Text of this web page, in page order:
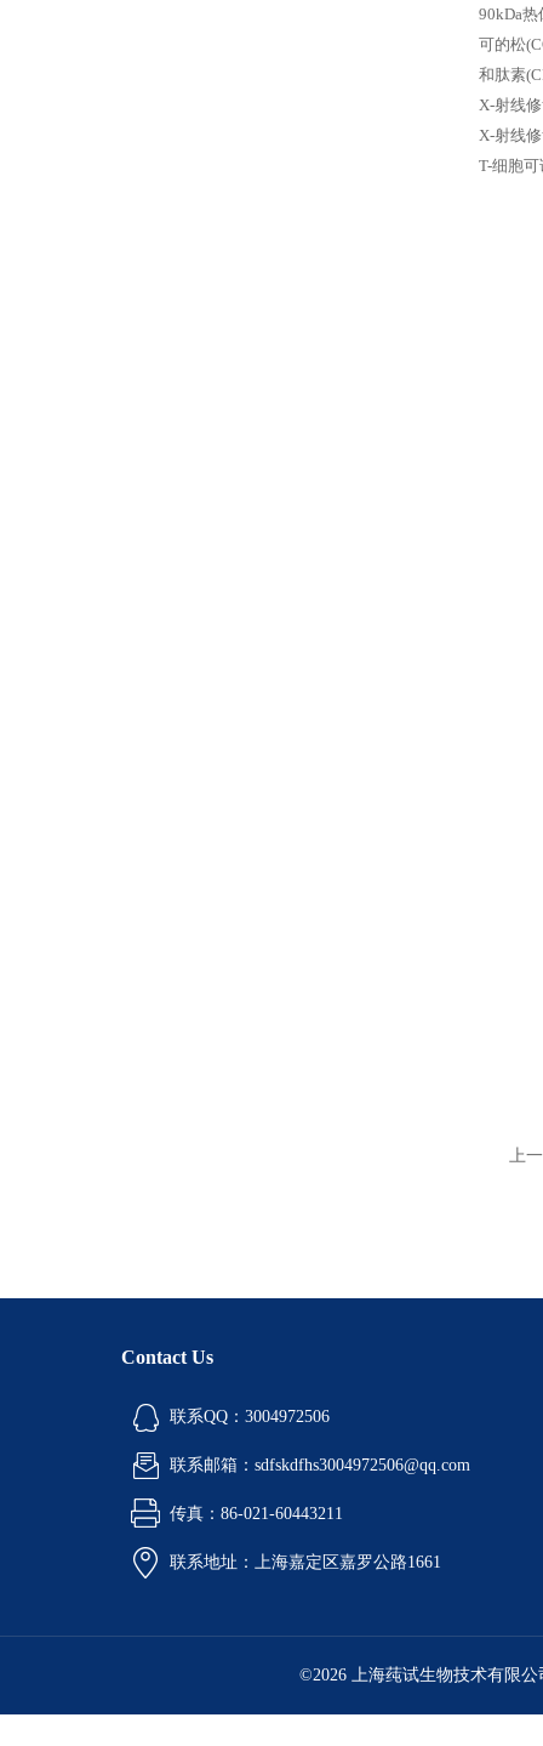
90kDa热
可的松
和肽素
X-射线
X-射线
T-细胞
上
Contact Us
联系QQ：3004972506
联系邮箱：sdfskdfhs3004972506@qq.com
传真：86-021-60443211
联系地址：上海嘉定区嘉罗公路1661
©2026 上海莼试生物技术有限